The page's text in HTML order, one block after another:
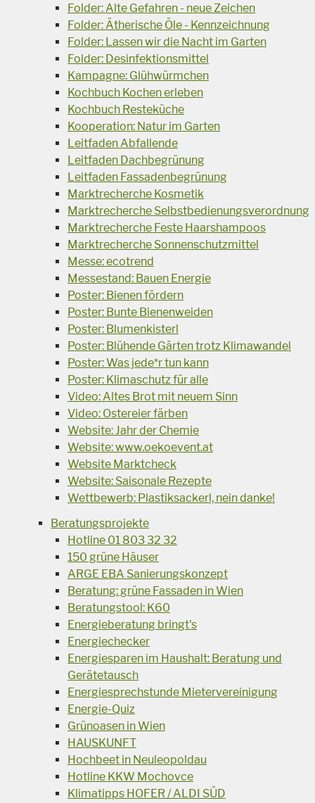
Folder: Alte Gefahren - neue Zeichen
Folder: Ätherische Öle - Kennzeichnung
Folder: Lassen wir die Nacht im Garten
Folder: Desinfektionsmittel
Kampagne: Glühwürmchen
Kochbuch Kochen erleben
Kochbuch Resteküche
Kooperation: Natur im Garten
Leitfaden Abfallende
Leitfaden Dachbegrünung
Leitfaden Fassadenbegrünung
Marktrecherche Kosmetik
Marktrecherche Selbstbedienungsverordnung
Marktrecherche Feste Haarshampoos
Marktrecherche Sonnenschutzmittel
Messe: ecotrend
Messestand: Bauen Energie
Poster: Bienen fördern
Poster: Bunte Bienenweiden
Poster: Blumenkisterl
Poster: Blühende Gärten trotz Klimawandel
Poster: Was jede*r tun kann
Poster: Klimaschutz für alle
Video: Altes Brot mit neuem Sinn
Video: Ostereier färben
Website: Jahr der Chemie
Website: www.oekoevent.at
Website Marktcheck
Website: Saisonale Rezepte
Wettbewerb: Plastiksackerl, nein danke!
Beratungsprojekte
Hotline 01 803 32 32
150 grüne Häuser
ARGE EBA Sanierungskonzept
Beratung: grüne Fassaden in Wien
Beratungstool: K60
Energieberatung bringt's
Energiechecker
Energiesparen im Haushalt: Beratung und
Gerätetausch
Energiesprechstunde Mietervereinigung
Energie-Quiz
Grünoasen in Wien
HAUSKUNFT
Hochbeet in Neuleopoldau
Hotline KKW Mochovce
Klimatipps HOFER / ALDI SÜD